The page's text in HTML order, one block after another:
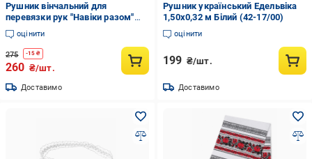
Рушник вінчальний для
перевязки рук "Навіки разом"
(77941/1)
оцінити
275 -15 ₴
260 ₴/шт.
Доставимо
Рушник український Едельвіка
1,50х0,32 м Білий (42-17/00)
оцінити
199 ₴/шт.
Доставимо